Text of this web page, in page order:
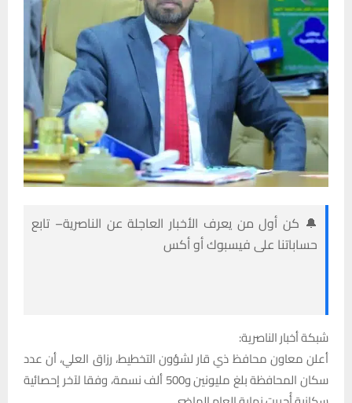
🔔 كن أول من يعرف الأخبار العاجلة عن الناصرية– تابع
حساباتنا على فيسبوك أو أكس
شبكة أخبار الناصرية:
أعلن معاون محافظ ذي قار لشؤون التخطيط، رزاق العلي، أن عدد
سكان المحافظة بلغ مليونين و500 ألف نسمة، وفقا لآخر إحصائية